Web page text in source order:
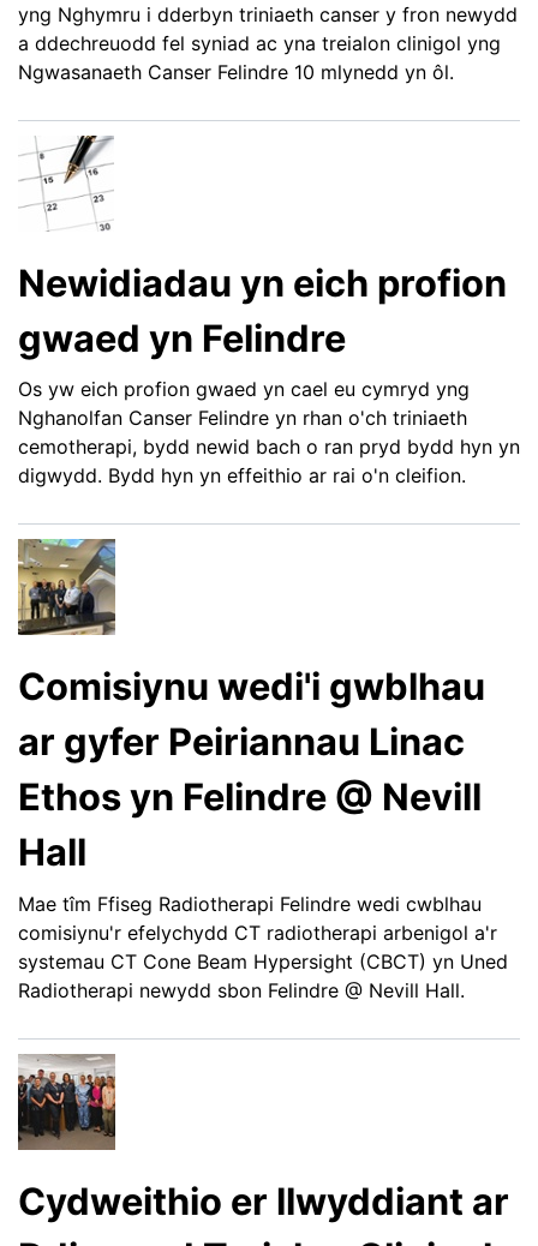
yng Nghymru i dderbyn triniaeth canser y fron newydd
a ddechreuodd fel syniad ac yna treialon clinigol yng
Ngwasanaeth Canser Felindre 10 mlynedd yn ôl.
Newidiadau yn eich profion
gwaed yn Felindre
Os yw eich profion gwaed yn cael eu cymryd yng
Nghanolfan Canser Felindre yn rhan o'ch triniaeth
cemotherapi, bydd newid bach o ran pryd bydd hyn yn
digwydd. Bydd hyn yn effeithio ar rai o'n cleifion.
Comisiynu wedi'i gwblhau
ar gyfer Peiriannau Linac
Ethos yn Felindre @ Nevill
Hall
Mae tîm Ffiseg Radiotherapi Felindre wedi cwblhau
comisiynu'r efelychydd CT radiotherapi arbenigol a'r
systemau CT Cone Beam Hypersight (CBCT) yn Uned
Radiotherapi newydd sbon Felindre @ Nevill Hall.
Cydweithio er llwyddiant ar